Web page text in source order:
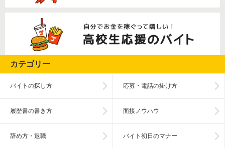
カテゴリー
バイトの探し方 応募・電話の掛け方
履歴書の書き方 面接ノウハウ
辞め方・退職 バイト初日のマナー